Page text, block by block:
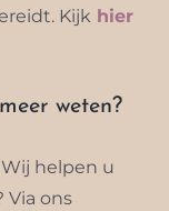
Kijk hier
weten?
helpen u
Via ons